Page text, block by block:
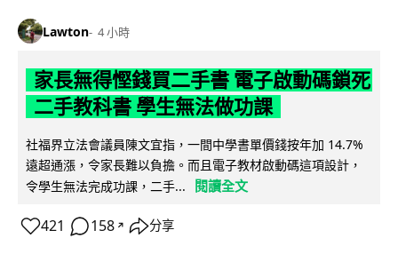
Lawton 4 小時
家長無得慳錢買二手書 電子啟動碼鎖死
二手教科書 學生無法做功課
社福界立法會議員陳文宜指，一間中學書單價錢按年加 14.7%
遠超通漲，令家長難以負擔。而且電子教材啟動碼這項設計，
令學生無法完成功課，二手...
閱讀全文
421 158 ↗ 分享